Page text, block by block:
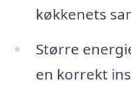
køkkenets
Større
en korrekt